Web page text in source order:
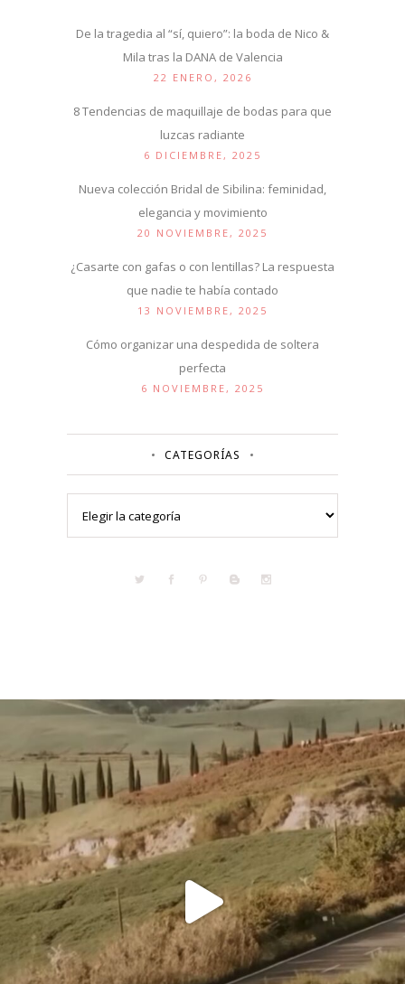
De la tragedia al “sí, quiero”: la boda de Nico &
Mila tras la DANA de Valencia
22 ENERO, 2026
8 Tendencias de maquillaje de bodas para que
luzcas radiante
6 DICIEMBRE, 2025
Nueva colección Bridal de Sibilina: feminidad,
elegancia y movimiento
20 NOVIEMBRE, 2025
¿Casarte con gafas o con lentillas? La respuesta
que nadie te había contado
13 NOVIEMBRE, 2025
Cómo organizar una despedida de soltera
perfecta
6 NOVIEMBRE, 2025
CATEGORÍAS